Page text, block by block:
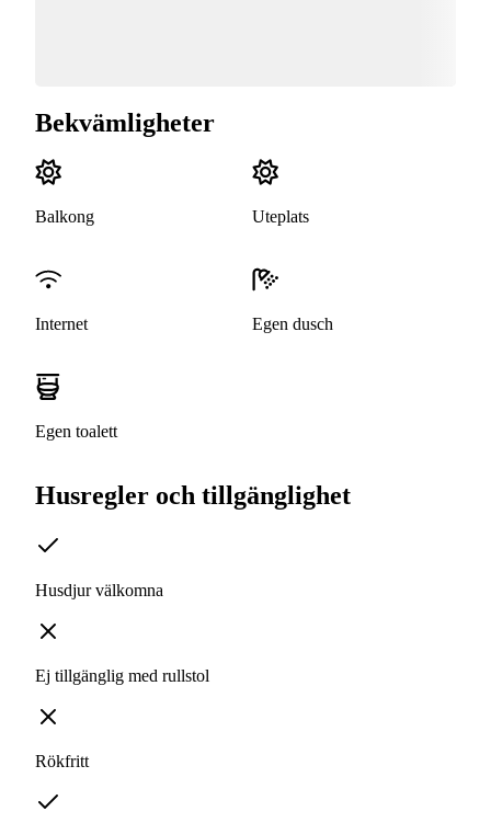
Bekvämligheter
Balkong Uteplats
Internet Egen dusch
Egen toalett
Husregler och tillgänglighet
Husdjur välkomna
Ej tillgänglig med rullstol
Rökfritt